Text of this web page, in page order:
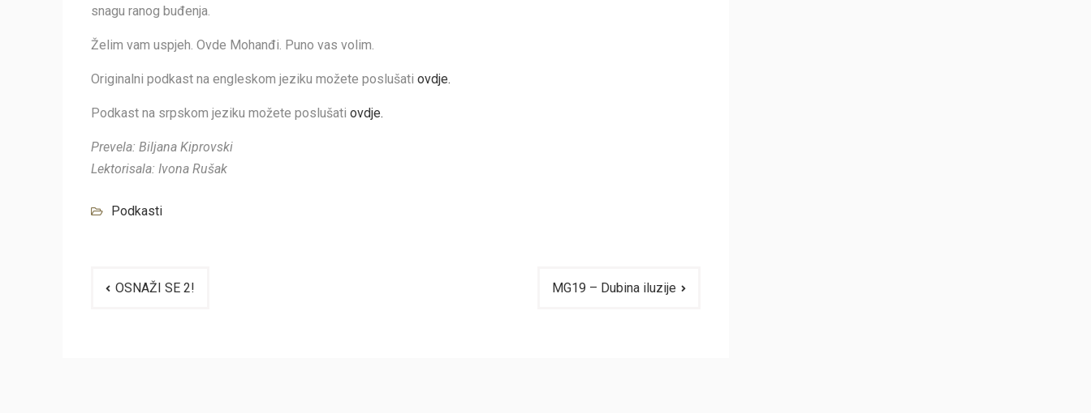
snagu ranog buđenja.
Želim vam uspjeh. Ovde Mohanđi. Puno vas volim.
Originalni podkast na engleskom jeziku možete poslušati ovdje.
Podkast na srpskom jeziku možete poslušati ovdje.
Prevela: Biljana Kiprovski
Lektorisala: Ivona Rušak
Podkasti
Navigacija
OSNAŽI SE 2! MG19 – Dubina iluzije